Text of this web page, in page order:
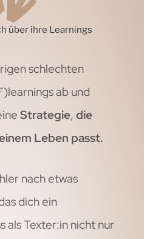
schlechten
ab und
Strategie,die
Leben passt.
nach etwas
dich ein
als Texter:in nicht nur